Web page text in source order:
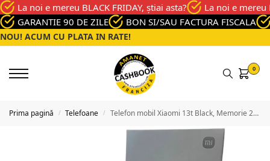
La noi e mereu BLACK FRIDAY, știai asta?
La noi e mereu
GARANTIE 90 DE ZILE
BON SI/SAU FACTURA FISCALA
NOU! ACUM CU PLATA IN RATE!
0
Prima pagină / Telefoane / Telefon mobil Xiaomi 13t Black, Memorie 256 Gb, Stare Buna